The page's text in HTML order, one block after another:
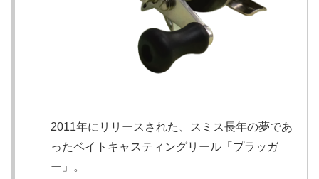
2011年にリリースされた、スミス長年の夢であ
ったベイトキャスティングリール「プラッガ
ー」。